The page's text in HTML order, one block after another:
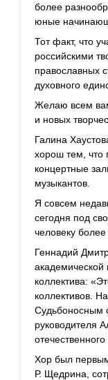
более
юные
Тот факт, что
российскими
православных
духовного
Желаю всем
и новых
Галина
хорош тем, что
концертные
музыкантов.
Я совсем
сегодня под
человеку
Геннадий
коллектива:
коллективов.
Судьбоносным
руководителя
отечественного
Хор был
Р. Щедрина,